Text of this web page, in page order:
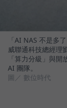
「AI NAS 不是多
威聯通科技總經理
「算力分級」與
AI 團隊。
圖／ 數位時代